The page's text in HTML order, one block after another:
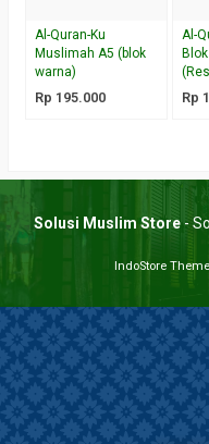
Al-Quran-Ku
Muslimah A5 (blok
warna)
Rp 195.000
Al-
Rp
Solusi Muslim Store-
IndoStore Theme